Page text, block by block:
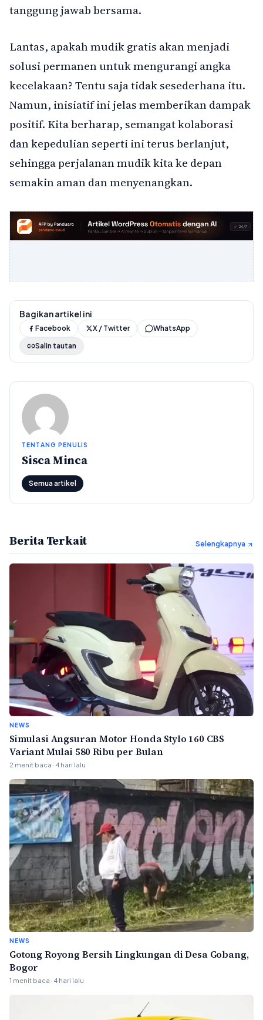
tanggung jawab bersama.
Lantas, apakah mudik gratis akan menjadi
solusi permanen untuk mengurangi angka
kecelakaan? Tentu saja tidak sesederhana itu.
Namun, inisiatif ini jelas memberikan dampak
positif. Kita berharap, semangat kolaborasi
dan kepedulian seperti ini terus berlanjut,
sehingga perjalanan mudik kita ke depan
semakin aman dan menyenangkan.
Bagikan artikel ini
Facebook X / Twitter
WhatsApp
Salin tautan
TENTANG PENULIS
Sisca Minca
Semua artikel
Berita Terkait Selengkapnya
NEWS
Simulasi Angsuran Motor Honda Stylo 160 CBS
Variant Mulai 580 Ribu per Bulan
2 menit baca · 4 hari lalu
NEWS
Gotong Royong Bersih Lingkungan di Desa Gobang,
Bogor
1 menit baca · 4 hari lalu